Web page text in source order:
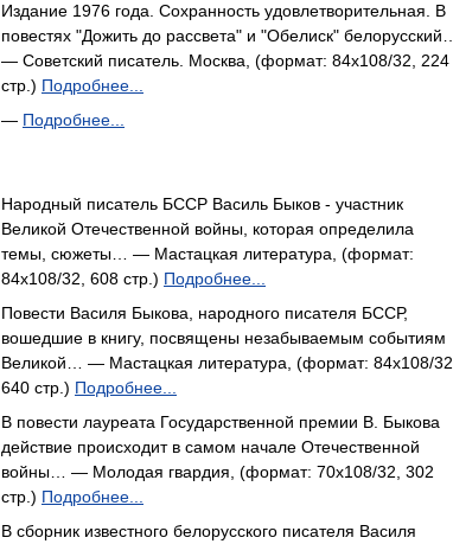
Издание 1976 года. Сохранность удовлетворительная. В
повестях "Дожить до рассвета" и "Обелиск" белорусский…
— Советский писатель. Москва, (формат: 84x108/32, 224
стр.) Подробнее...
— Подробнее...
Народный писатель БССР Василь Быков - участник
Великой Отечественной войны, которая определила
темы, сюжеты… — Мастацкая литература, (формат:
84x108/32, 608 стр.) Подробнее...
Повести Василя Быкова, народного писателя БССР,
вошедшие в книгу, посвящены незабываемым событиям
Великой… — Мастацкая литература, (формат: 84x108/32,
640 стр.) Подробнее...
В повести лауреата Государственной премии В. Быкова
действие происходит в самом начале Отечественной
войны… — Молодая гвардия, (формат: 70x108/32, 302
стр.) Подробнее...
В сборник известного белорусского писателя Василя